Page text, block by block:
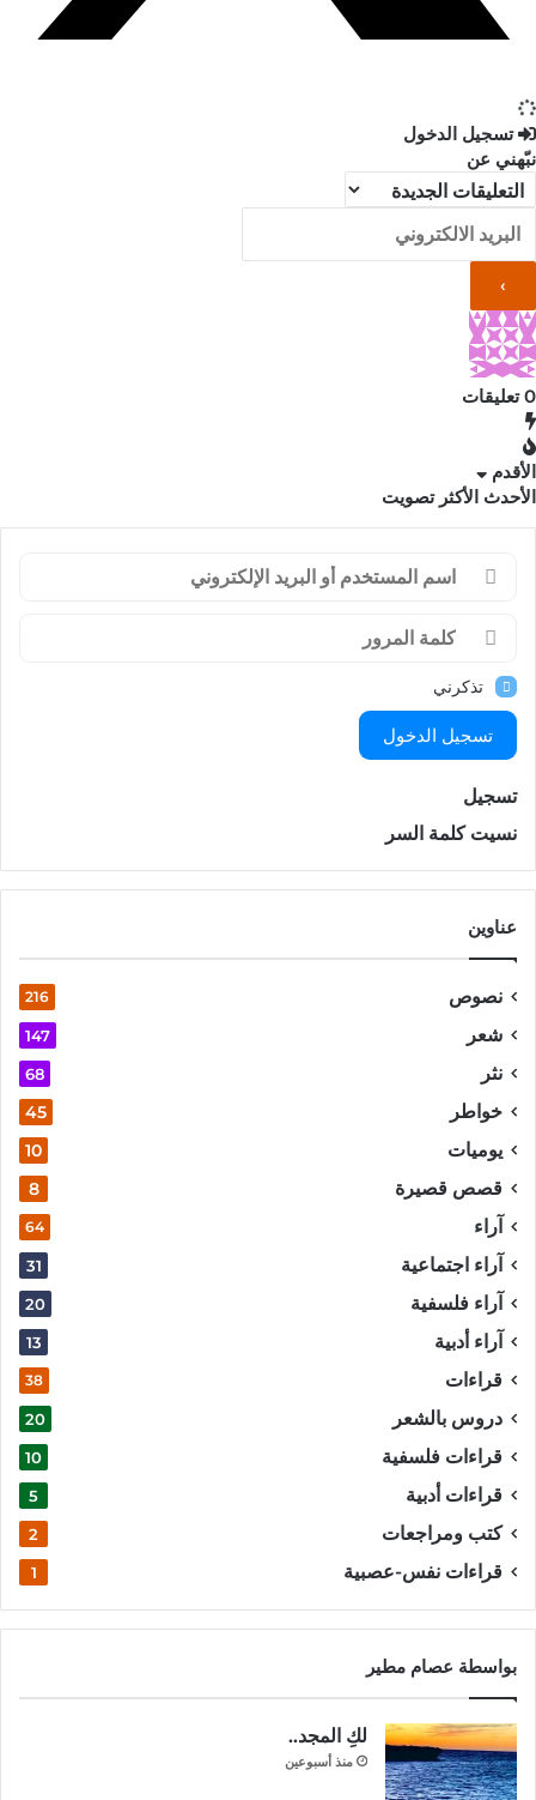
تسجيل الدخول
نبّهني عن
0تعليقات
الأقدم
الأحدث الأكثر تصويت
تذكرني
تسجيل الدخول
تسجيل
نسيت كلمة السر
عناوين
نصوص 216
شعر 147
نثر 68
خواطر 45
يوميات 10
قصص قصيرة 8
آراء 64
آراء اجتماعية 31
آراء فلسفية 20
آراء أدبية 13
قراءات 38
دروس بالشعر 20
قراءات فلسفية 10
قراءات أدبية 5
كتب ومراجعات 2
قراءات نفس-عصبية 1
بواسطة عصام مطير
لكِ المجد..
منذ أسبوعين